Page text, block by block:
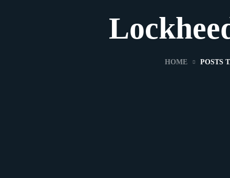
HOME POSTS